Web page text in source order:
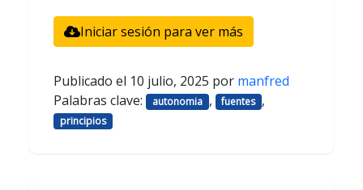
Iniciar sesión para ver más
Publicado el 10 julio, 2025 por manfred
Palabras clave:
autonomia , fuentes ,
principios